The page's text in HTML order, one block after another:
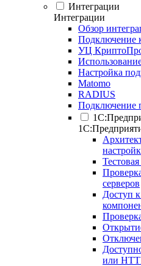
Интеграции
Интеграции
Обзор
Подключение
УЦ
Настройка
Matomo
RADIUS
Подключение
серверов
Доступ
или